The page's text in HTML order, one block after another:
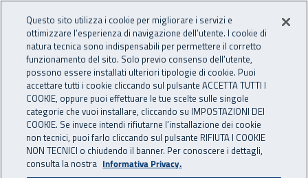
INAIL - Istituto Nazionale
Apri cerca
Navigazione principale
Pagina non disponibile
Il contenuto non è stato trovato. Per continuare la
navigazione è possibile ritornare alla
Questo sito utilizza i cookie per migliorare i servizi e
ottimizzare l’esperienza di navigazione dell’utente. I cookie di
natura tecnica sono indispensabili per permettere il corretto
funzionamento del sito. Solo previo consenso dell’utente,
possono essere installati ulteriori tipologie di cookie. Puoi
accettare tutti i cookie cliccando sul pulsante ACCETTA TUTTI I
COOKIE, oppure puoi effettuare le tue scelte sulle singole
categorie che vuoi installare, cliccando su IMPOSTAZIONI DEI
COOKIE. Se invece intendi rifiutarne l’installazione dei cookie
non tecnici, puoi farlo cliccando sul pulsante RIFIUTA I COOKIE
NON TECNICI o chiudendo il banner. Per conoscere i dettagli,
consulta la nostra Informativa Privacy.